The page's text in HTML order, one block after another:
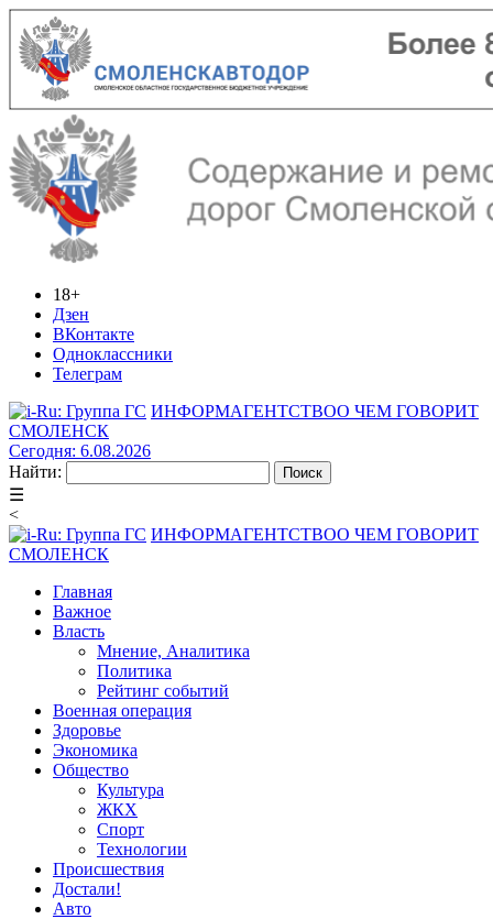
18+
Дзен
ВКонтакте
Одноклассники
Телеграм
ИНФОРМАГЕНТСТВОО ЧЕМ ГОВОРИТ
СМОЛЕНСК
Сегодня: 6.08.2026
Найти:
☰
<
ИНФОРМАГЕНТСТВОО ЧЕМ ГОВОРИТ
СМОЛЕНСК
Главная
Важное
Власть
Мнение, Аналитика
Политика
Рейтинг событий
Военная операция
Здоровье
Экономика
Общество
Культура
ЖКХ
Спорт
Технологии
Происшествия
Достали!
Авто